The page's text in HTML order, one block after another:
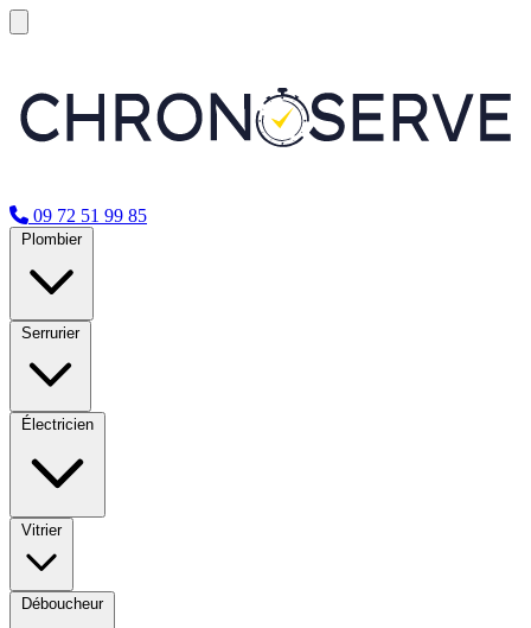
09 72 51 99 85
Plombier
Serrurier
Électricien
Vitrier
Déboucheur